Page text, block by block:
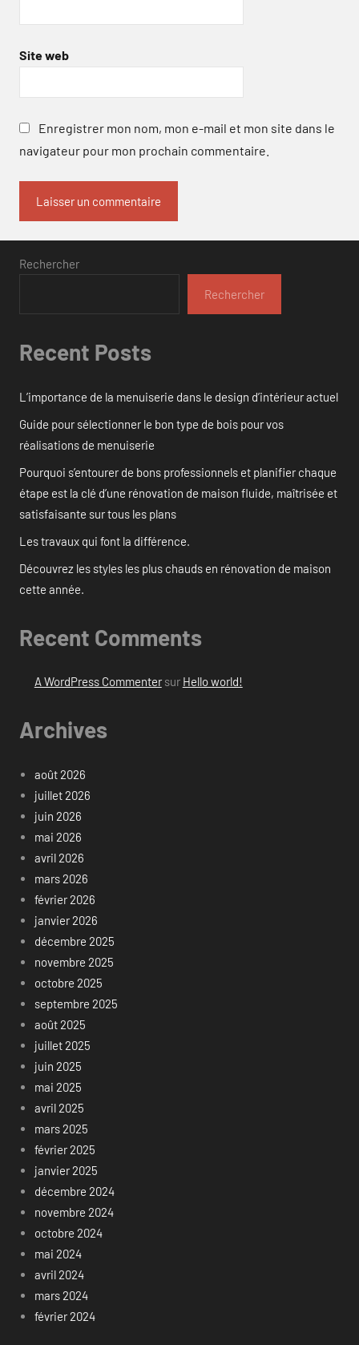
Site web
Enregistrer mon nom, mon e-mail et mon site dans le
navigateur pour mon prochain commentaire.
Rechercher
Rechercher
Recent Posts
L’importance de la menuiserie dans le design d’intérieur actuel
Guide pour sélectionner le bon type de bois pour vos
réalisations de menuiserie
Pourquoi s’entourer de bons professionnels et planifier chaque
étape est la clé d’une rénovation de maison fluide, maîtrisée et
satisfaisante sur tous les plans
Les travaux qui font la différence.
Découvrez les styles les plus chauds en rénovation de maison
cette année.
Recent Comments
A WordPress Commentersur Hello world!
Archives
août 2026
juillet 2026
juin 2026
mai 2026
avril 2026
mars 2026
février 2026
janvier 2026
décembre 2025
novembre 2025
octobre 2025
septembre 2025
août 2025
juillet 2025
juin 2025
mai 2025
avril 2025
mars 2025
février 2025
janvier 2025
décembre 2024
novembre 2024
octobre 2024
mai 2024
avril 2024
mars 2024
février 2024